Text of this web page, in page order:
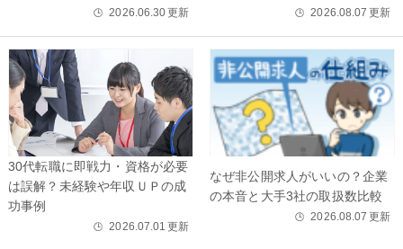
🕒 2026.06.30更新 🕒 2026.08.07 更新
30代転職に即戦力・資格が必要
は誤解？未経験や年収ＵＰの成
功事例
🕒 2026.07.01 更新
なぜ非公開求人がいいの？企業
の本音と大手3社の取扱数比較
🕒 2026.08.07 更新